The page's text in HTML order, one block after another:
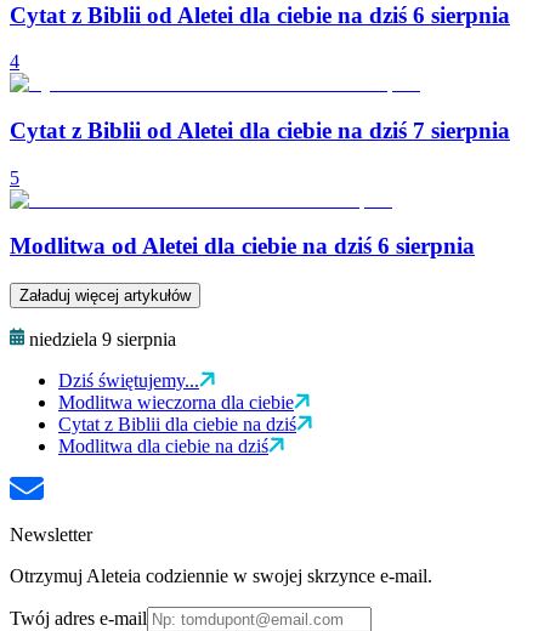
Cytat z Biblii od Aletei dla ciebie na dziś 6 sierpnia
4
Cytat z Biblii od Aletei dla ciebie na dziś 7 sierpnia
5
Modlitwa od Aletei dla ciebie na dziś 6 sierpnia
Załaduj więcej artykułów
niedziela 9 sierpnia
Dziś świętujemy...
Modlitwa wieczorna dla ciebie
Cytat z Biblii dla ciebie na dziś
Modlitwa dla ciebie na dziś
Newsletter
Otrzymuj Aleteia codziennie w swojej skrzynce e-mail.
Twój adres e-mail